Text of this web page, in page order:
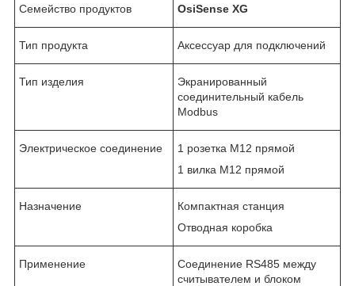
Семейство продуктов OsiSense XG
Тип продукта Аксессуар для подключений
Тип изделия
Экранированный
соединительный кабель
Modbus
Электрическое соединение
1 розетка M12 прямой
1 вилка M12 прямой
Назначение
Компактная станция
Отводная коробка
Применение
Соединение RS485 между
считывателем и блоком